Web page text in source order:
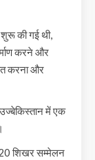
शुरू की गई थी,
करने और
करना और
में एक
शिखर सम्मेलन